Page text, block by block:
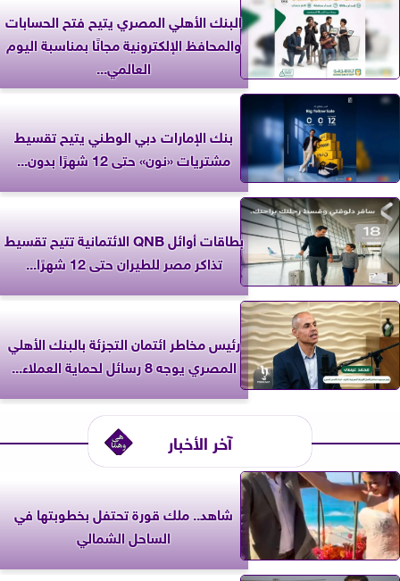
البنك الأهلي المصري يتيح فتح الحسابات
والمحافظ الإلكترونية مجانًا بمناسبة اليوم
العالمي...
بنك الإمارات دبي الوطني يتيح تقسيط
مشتريات «نون» حتى 12 شهرًا بدون...
بطاقات أوائل QNB الائتمانية تتيح تقسيط
تذاكر مصر للطيران حتى 12 شهرًا...
رئيس مخاطر ائتمان التجزئة بالبنك الأهلي
المصري يوجه 8 رسائل لحماية العملاء...
آخر الأخبار
شاهد.. ملك قورة تحتفل بخطوبتها في
الساحل الشمالي